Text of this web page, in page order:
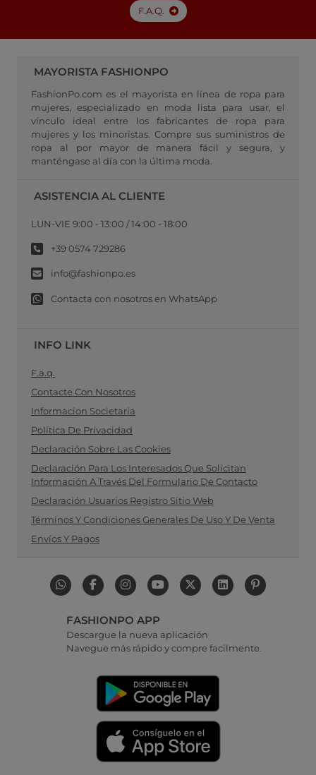
F.A.Q.
MAYORISTA FASHIONPO
FashionPo.com es el mayorista en línea de ropa para
mujeres, especializado en moda lista para usar, el
vínculo ideal entre los fabricantes de ropa para
mujeres y los minoristas. Compre sus suministros de
ropa al por mayor de manera fácil y segura, y
manténgase al día con la última moda.
ASISTENCIA AL CLIENTE
LUN-VIE 9:00 - 13:00 / 14:00 - 18:00
+39 0574 729286
info@fashionpo.es
Contacta con nosotros en WhatsApp
INFO LINK
F.a.q.
Contacte Con Nosotros
Informacion Societaria
Política De Privacidad
Declaración Sobre Las Cookies
Declaración Para Los Interesados Que Solicitan
Información A Través Del Formulario De Contacto
Declaración Usuarios Registro Sitio Web
Términos Y Condiciones Generales De Uso Y De Venta
Envíos Y Pagos
FASHIONPO APP
Descargue la nueva aplicación
Navegue más rápido y compre facilmente.